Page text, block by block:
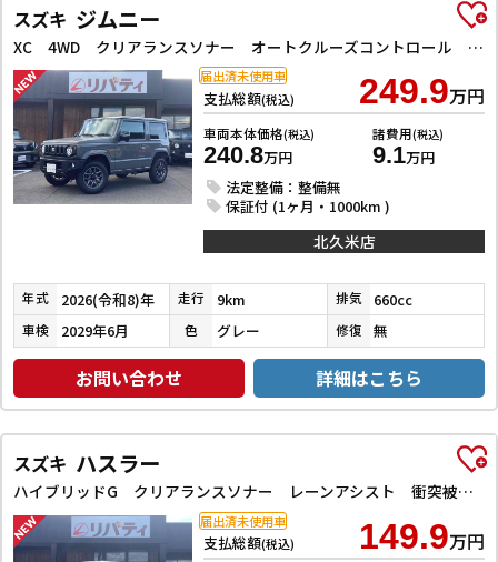
スズキ ジムニー
XC 4WD クリアランスソナー オートクルーズコントロール レーンアシスト 衝突被害軽減システム オートライト ヘッドライトウォッシャー スマートキー アイドリングストップ 電動格納ミラー シートヒーター
支払総額(税込) 249.9万円
車両本体価格(税込)
240.8万円
諸費用(税込)
9.1万円
法定整備：整備無
保証付 (1ヶ月・1000km )
届出済未使用車
北久米店
年式 2026(令和8)年 走行 9km 排気 660cc
車検 2029年6月 色 グレー 修復 無
お問い合わせ 詳細はこちら
スズキ ハスラー
ハイブリッドG クリアランスソナー レーンアシスト 衝突被害軽減システム オートライト スマートキー アイドリングストップ 電動格納ミラー シートヒーター CVT ESC エアコン パワーウィンドウ
支払総額(税込) 149.9万円
届出済未使用車